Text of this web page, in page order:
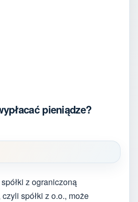
pieniądze?
z ograniczoną
spółki z o.o., może